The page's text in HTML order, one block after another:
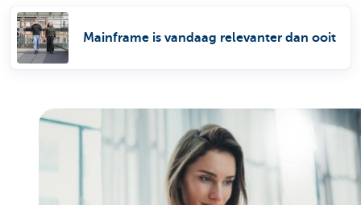
Mainframe is vandaag relevanter dan ooit